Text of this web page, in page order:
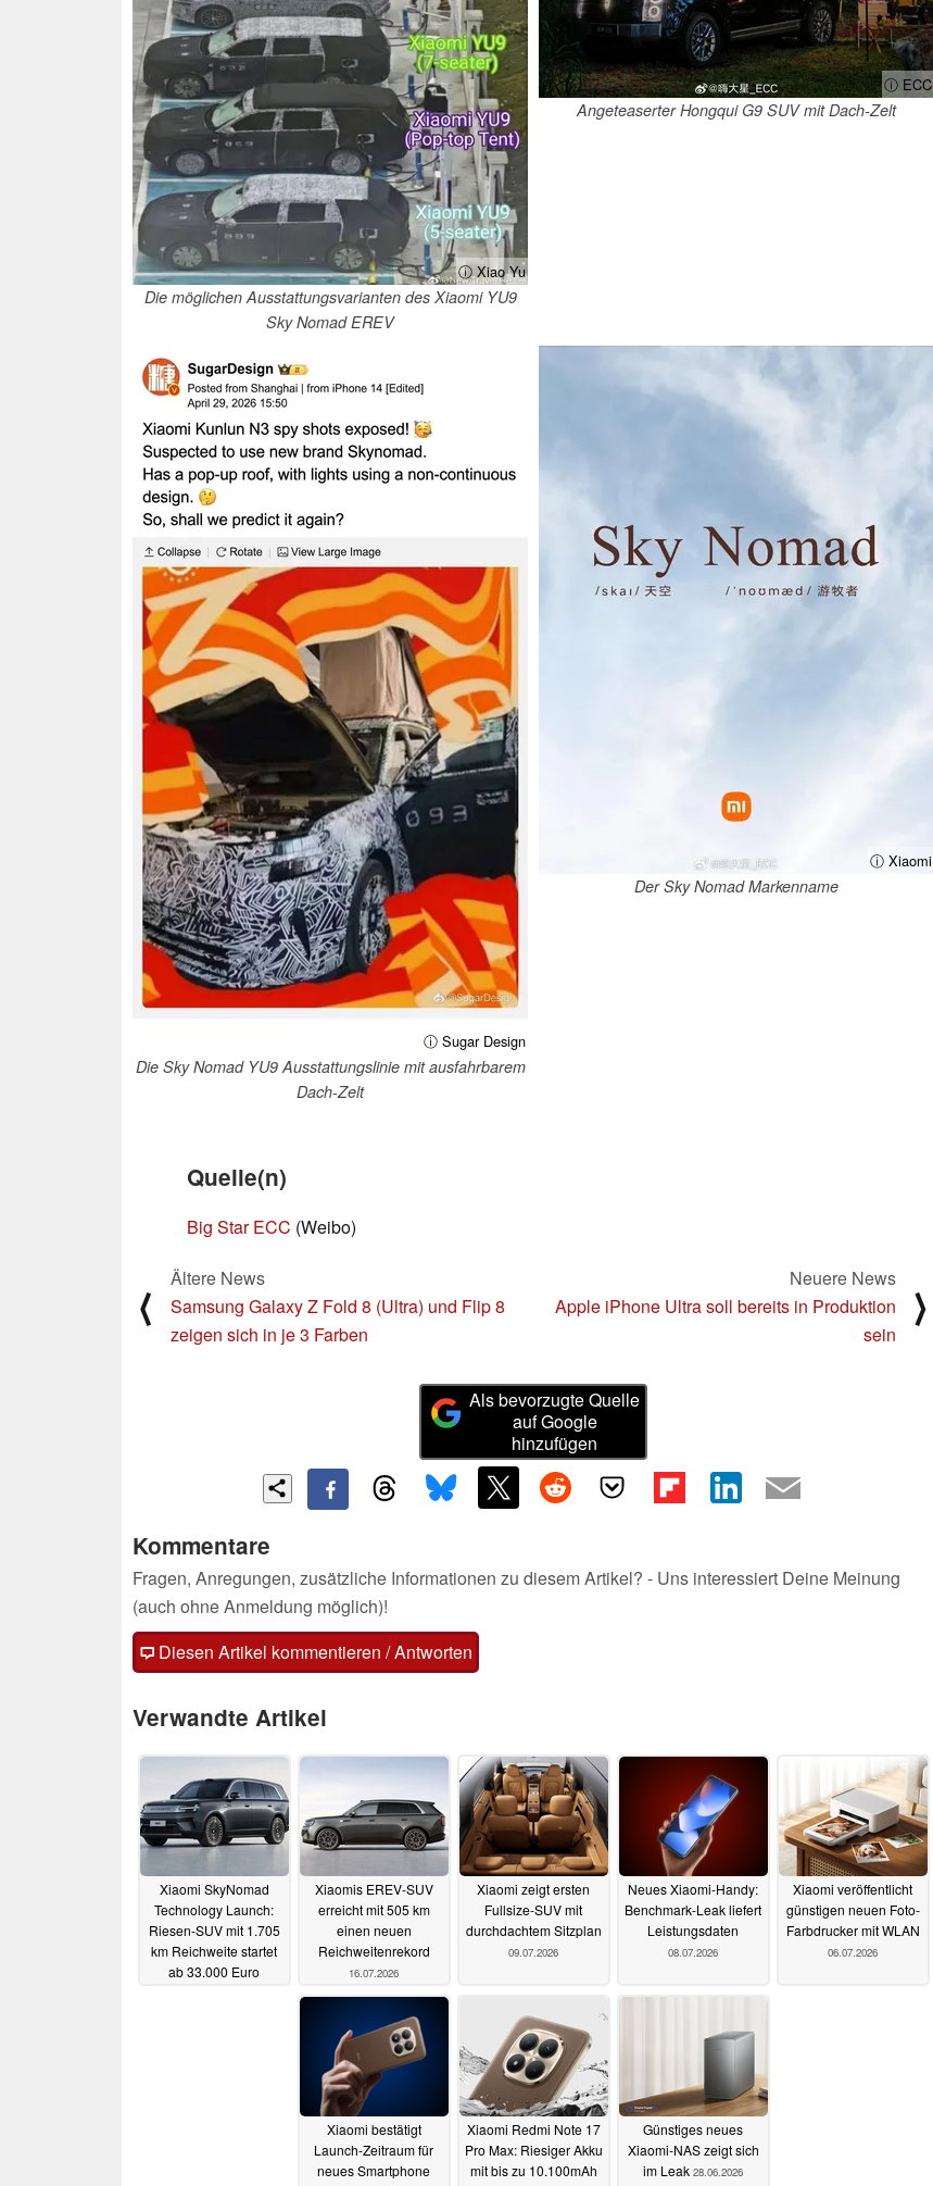
ⓘ Xiao Yu
Die möglichen Ausstattungsvarianten des Xiaomi YU9
Sky Nomad EREV
ⓘ ECC
Angeteaserter Hongqui G9 SUV mit Dach-Zelt
ⓘ Sugar Design
Die Sky Nomad YU9 Ausstattungslinie mit ausfahrbarem
Dach-Zelt
ⓘ Xiaomi
Der Sky Nomad Markenname
Quelle(n)
Big Star ECC (Weibo)
⟨
Ältere News
Samsung Galaxy Z Fold 8 (Ultra) und Flip 8
zeigen sich in je 3 Farben
Neuere News
Apple iPhone Ultra soll bereits in Produktion
sein
⟩
Als bevorzugte Quelle
auf Google
hinzufügen
Kommentare
Fragen, Anregungen, zusätzliche Informationen zu diesem Artikel? - Uns interessiert Deine Meinung
(auch ohne Anmeldung möglich)!
Diesen Artikel kommentieren / Antworten
Verwandte Artikel
Xiaomi SkyNomad
Technology Launch:
Riesen-SUV mit 1.705
km Reichweite startet
ab 33.000 Euro
Xiaomis EREV-SUV
erreicht mit 505 km
einen neuen
Reichweitenrekord
16.07.2026
Xiaomi zeigt ersten
Fullsize-SUV mit
durchdachtem Sitzplan
09.07.2026
Neues Xiaomi-Handy:
Benchmark-Leak liefert
Leistungsdaten
08.07.2026
Xiaomi veröffentlicht
günstigen neuen Foto-
Farbdrucker mit WLAN
06.07.2026
Xiaomi bestätigt
Launch-Zeitraum für
neues Smartphone
Xiaomi Redmi Note 17
Pro Max: Riesiger Akku
mit bis zu 10.100mAh
Günstiges neues
Xiaomi-NAS zeigt sich
im Leak 28.06.2026